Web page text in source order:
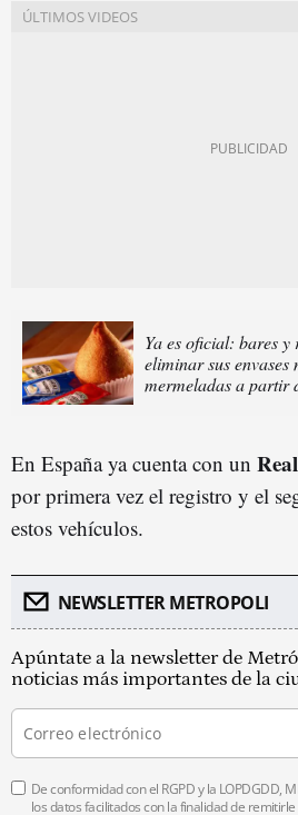
Ya es oficial: bares y
eliminar sus envases
mermeladas a partir
En España ya cuenta con un
por primera vez el registro y el
estos vehículos.
NEWSLETTER METROPOLI
Apúntate a la newsletter de
noticias más importantes de la
De conformidad con el RGPD y la LOPDGDD,
los datos facilitados con la finalidad de